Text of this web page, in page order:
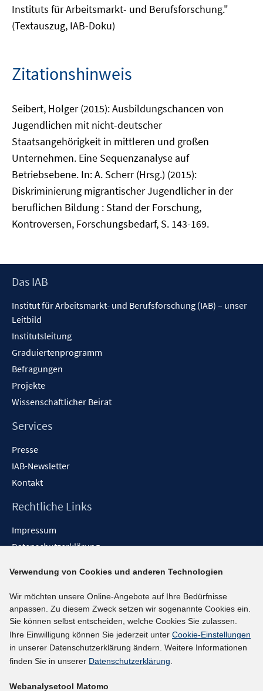
Instituts für Arbeitsmarkt- und Berufsforschung."
(Textauszug, IAB-Doku)
Zitationshinweis
Seibert, Holger (2015): Ausbildungschancen von
Jugendlichen mit nicht-deutscher
Staatsangehörigkeit in mittleren und großen
Unternehmen. Eine Sequenzanalyse auf
Betriebsebene. In: A. Scherr (Hrsg.) (2015):
Diskriminierung migrantischer Jugendlicher in der
beruflichen Bildung : Stand der Forschung,
Kontroversen, Forschungsbedarf, S. 143-169.
Footer
Das IAB
Institut für Arbeitsmarkt- und Berufsforschung (IAB) – unser
Leitbild
Institutsleitung
Graduiertenprogramm
Befragungen
Projekte
Wissenschaftlicher Beirat
Services
Presse
IAB-Newsletter
Kontakt
Rechtliche Links
Impressum
Datenschutzerklärung
Barrieren melden
Social-Media-Kanäle
BlueSky
YouTube
LinkedIn
Verwendung von Cookies und anderen Technologien
Wir möchten unsere Online-Angebote auf Ihre Bedürfnisse
anpassen. Zu diesem Zweck setzen wir sogenannte Cookies ein.
Sie können selbst entscheiden, welche Cookies Sie zulassen.
Ihre Einwilligung können Sie jederzeit unter Cookie-Einstellungen
in unserer Datenschutzerklärung ändern. Weitere Informationen
finden Sie in unserer Datenschutzerklärung.
Webanalysetool Matomo